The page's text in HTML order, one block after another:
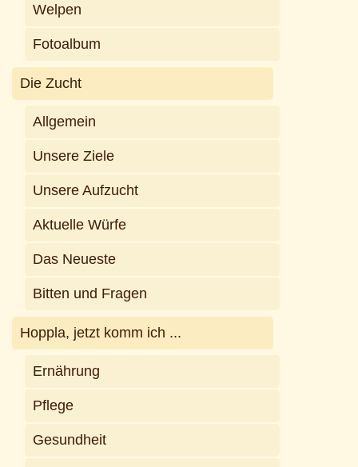
Welpen
Fotoalbum
Die Zucht
Allgemein
Unsere Ziele
Unsere Aufzucht
Aktuelle Würfe
Das Neueste
Bitten und Fragen
Hoppla, jetzt komm ich ...
Ernährung
Pflege
Gesundheit